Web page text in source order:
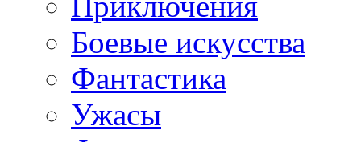
Боевые искусства
Фантастика
Ужасы